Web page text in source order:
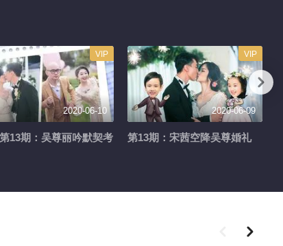
VIP
2020-06-10
13期：吴尊丽吟默契考
VIP
2020-06-09
第13期：宋茜空降吴尊婚礼